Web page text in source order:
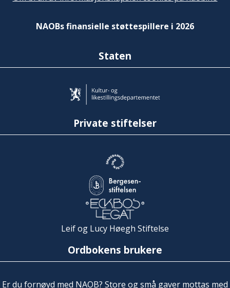
NAOBs finansielle støttespillere i 2026
Staten
Private stiftelser
Leif og Lucy Høegh Stiftelse
Ordbokens brukere
Er du fornøyd med NAOB? Store og små gaver mottas med